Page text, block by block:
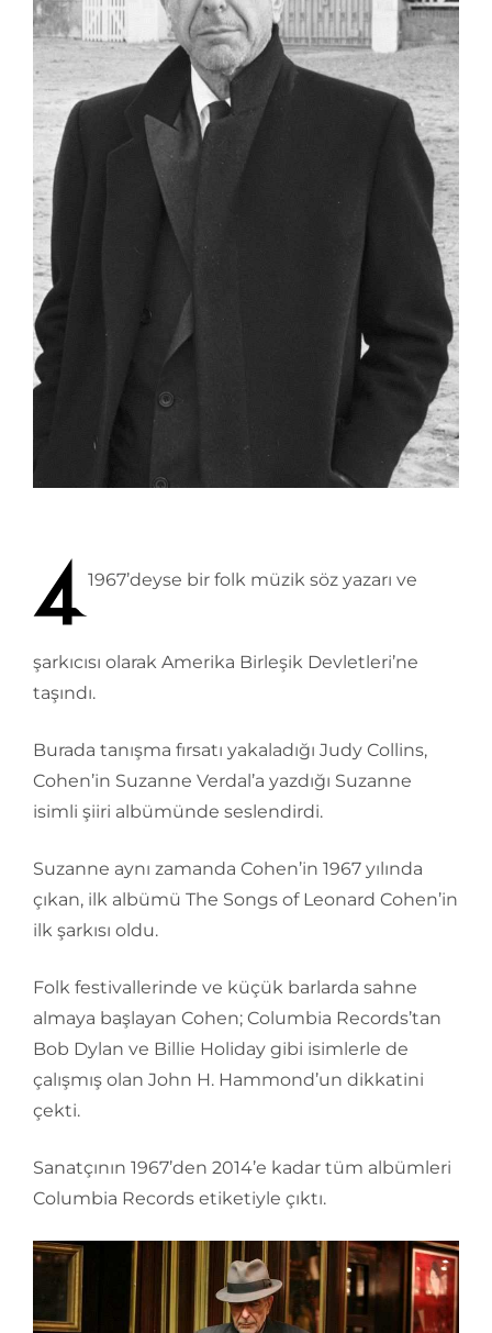
1967’deyse bir folk müzik söz yazarı ve
şarkıcısı olarak Amerika Birleşik Devletleri’ne
taşındı.
Burada tanışma fırsatı yakaladığı Judy Collins,
Cohen’in Suzanne Verdal’a yazdığı Suzanne
isimli şiiri albümünde seslendirdi.
Suzanne aynı zamanda Cohen’in 1967 yılında
çıkan, ilk albümü The Songs of Leonard Cohen’in
ilk şarkısı oldu.
Folk festivallerinde ve küçük barlarda sahne
almaya başlayan Cohen; Columbia Records’tan
Bob Dylan ve Billie Holiday gibi isimlerle de
çalışmış olan John H. Hammond’un dikkatini
çekti.
Sanatçının 1967’den 2014’e kadar tüm albümleri
Columbia Records etiketiyle çıktı.